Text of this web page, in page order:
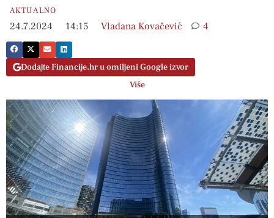
AKTUALNO
24.7.2024 14:15 Vladana Kovačević 4
Dodajte Financije.hr u omiljeni Google izvor
Više